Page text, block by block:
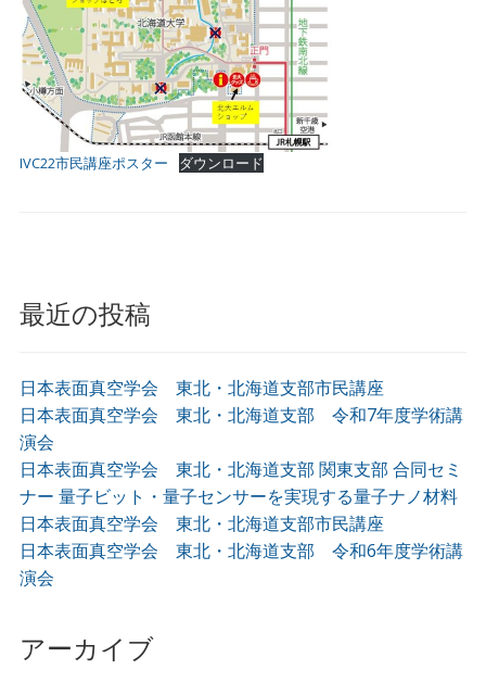
最近の投稿
日本表面真空学会 東北・北海道支部市民講座
日本表面真空学会 東北・北海道支部 令和7年度学術講
演会
日本表面真空学会 東北・北海道支部 関東支部 合同セミ
ナー 量子ビット・量子センサーを実現する量子ナノ材料
日本表面真空学会 東北・北海道支部市民講座
日本表面真空学会 東北・北海道支部 令和6年度学術講
演会
アーカイブ
IVC22市民講座ポスター ダウンロード